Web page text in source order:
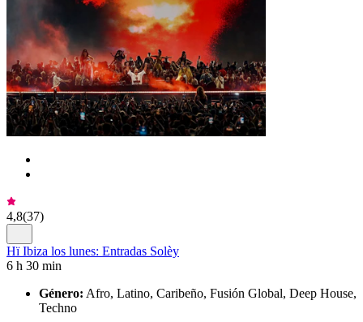
4,8(37)
Hï Ibiza los lunes: Entradas Solèy
6 h 30 min
Género: Afro, Latino, Caribeño, Fusión Global, Deep House,
Techno